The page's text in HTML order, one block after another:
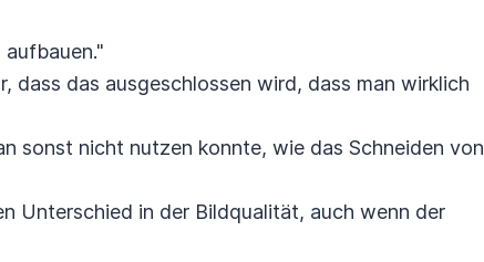
aufbauen."
dass das ausgeschlossen wird, dass man wirklich
sonst nicht nutzen konnte, wie das Schneiden von
Unterschied in der Bildqualität, auch wenn der